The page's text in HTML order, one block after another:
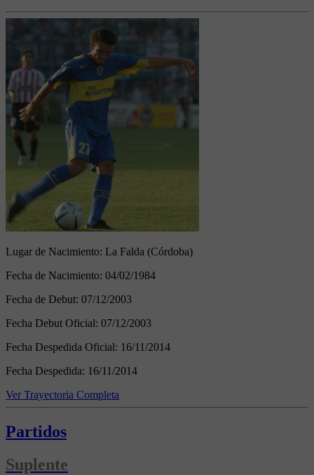
Lugar de Nacimiento: La Falda (Córdoba)
Fecha de Nacimiento: 04/02/1984
Fecha de Debut: 07/12/2003
Fecha Debut Oficial: 07/12/2003
Fecha Despedida Oficial: 16/11/2014
Fecha Despedida: 16/11/2014
Ver Trayectoria Completa
Partidos
Suplente